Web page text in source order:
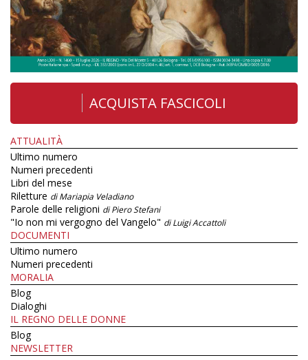
ACQUISTA FASCICOLI
ATTUALITÀ
Ultimo numero
Numeri precedenti
Libri del mese
Riletture di Mariapia Veladiano
Parole delle religioni di Piero Stefani
"Io non mi vergogno del Vangelo" di Luigi Accattoli
DOCUMENTI
Ultimo numero
Numeri precedenti
MORALIA
Blog
Dialoghi
IL REGNO DELLE DONNE
Blog
NEWSLETTER